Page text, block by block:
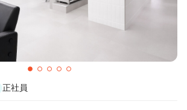
正社員